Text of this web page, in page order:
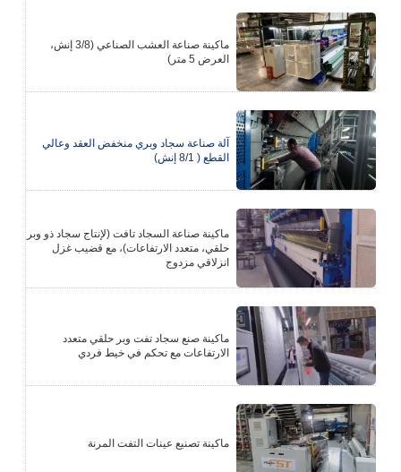
ماكينة صناعة العشب الصناعي (3/8 إنش،
العرض 5 متر)
آلة صناعة سجاد وبري منخفض العقد وعالي
القطع ( 8/1 إنش)
ماكينة صناعة السجاد تافت (لإنتاج سجاد ذو وبر
حلقي، متعدد الارتفاعات)، مع قضيب غزل
انزلاقي مزدوج
ماكينة صنع سجاد تفت وبر حلقي متعدد
الارتفاعات مع تحكم في خيط فردي
ماكينة تصنيع عينات التفت المرنة